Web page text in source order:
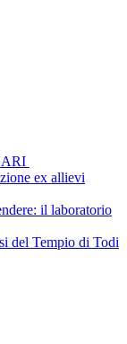
ex allievi
il laboratorio
del Tempio di Todi